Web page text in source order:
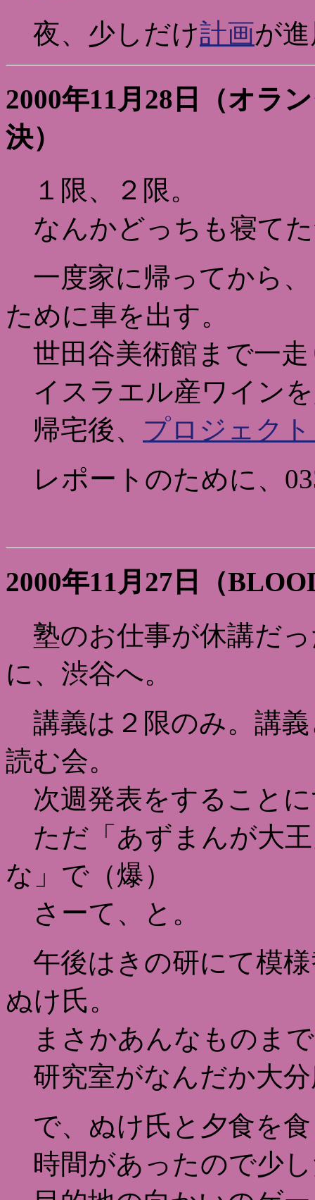
夜、少しだけ計画が
2000年11月28日（オラ
決）
１限、２限。
なんかどっちも寝て
一度家に帰ってから
ために車を出す。
世田谷美術館まで一走
イスラエル産ワイン
帰宅後、 プロジェク
レポートのために、
2000年11月27日（
塾のお仕事が休講だ
に、渋谷へ。
講義は２限のみ。講
読む会。
次週発表をすること
ただ「あずまんが大
な」で（爆）
さーて、と。
午後はきの研にて模
ぬけ氏。
まさかあんなものま
研究室がなんだか大
で、ぬけ氏と夕食を
時間があったので少